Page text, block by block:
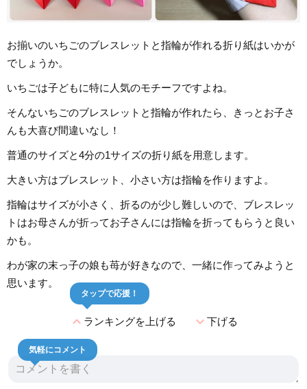
お揃いのいちごのブレスレットと指輪が作れる折り紙はいかが
でしょうか。
いちごは子どもに特に人気のモチーフですよね。
そんないちごのブレスレットと指輪が作れたら、きっとお子さ
んも大喜び間違いなし！
普通のサイズと4分の1サイズの折り紙を用意します。
大きい方はブレスレット、小さい方は指輪を作りますよ。
指輪はサイズが小さく、折るのが少し難しいので、ブレスレッ
トはお母さんが折ってお子さんには指輪を折ってもらうと良い
かも。
わが家の末っ子の娘も苺が好きなので、一緒に作ってみようと
思います。
expand_lessランキングを上げる
タップで応援！
expand_more下げる
気軽にコメント